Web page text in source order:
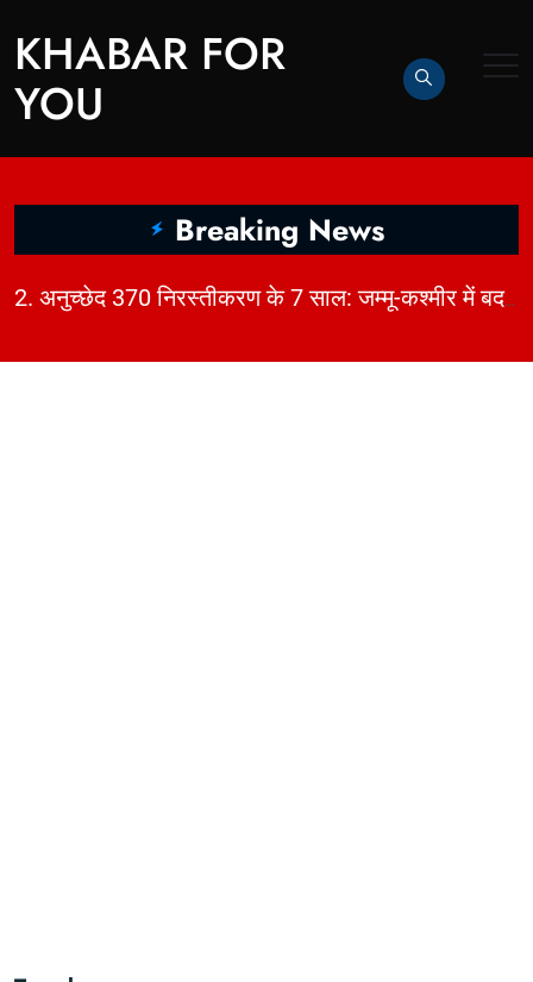
KHABAR FOR
YOU
Breaking News
|
2. अनुच्छेद 370 निरस्तीकरण के 7 साल: जम्मू-कश्मीर में बदलाव, चुनौतियाँ और विकास | KhabarForYou